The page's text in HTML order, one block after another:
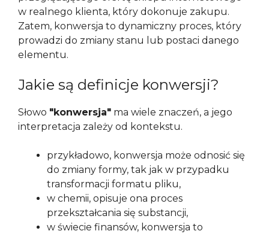
w realnego klienta, który dokonuje zakupu.
Zatem, konwersja to dynamiczny proces, który
prowadzi do zmiany stanu lub postaci danego
elementu.
Jakie są definicje konwersji?
Słowo "konwersja" ma wiele znaczeń, a jego
interpretacja zależy od kontekstu.
przykładowo, konwersja może odnosić się
do zmiany formy, tak jak w przypadku
transformacji formatu pliku,
w chemii, opisuje ona proces
przekształcania się substancji,
w świecie finansów, konwersja to